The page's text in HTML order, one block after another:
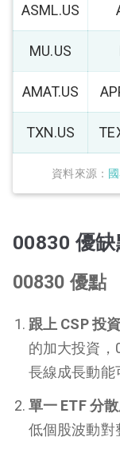
資料來源：
ASML.US
MU.US
AMAT.US
TXN.US
00830 優
00830 優點
跟上 CSP 投
的加大投資，
長線成長動能
單一 ETF 分
低個股波動對